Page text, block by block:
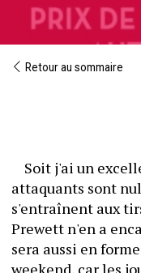
Retour au sommaire
Soit j'ai un
attaquants sont
s'entraînent aux
Prewett n'en a
sera aussi en
weekend, car les